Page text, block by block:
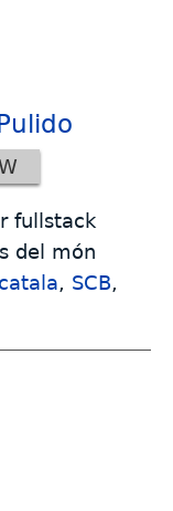
fullstack
del món
, SCB,